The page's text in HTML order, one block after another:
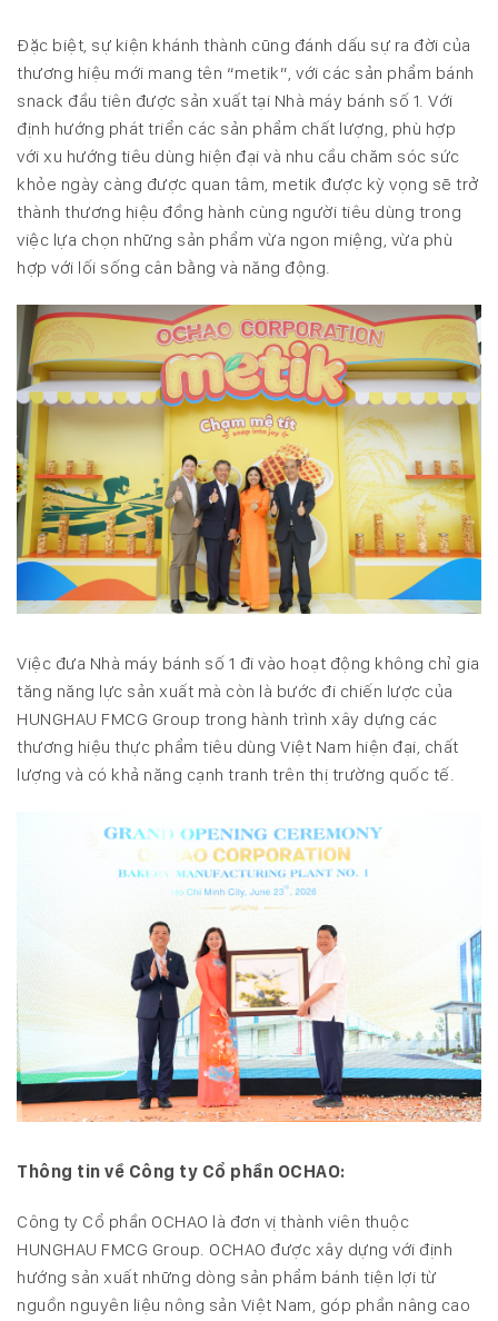
Đặc biệt, sự kiện khánh thành cũng đánh dấu sự ra đời của
thương hiệu mới mang tên “metik”, với các sản phẩm bánh
snack đầu tiên được sản xuất tại Nhà máy bánh số 1. Với
định hướng phát triển các sản phẩm chất lượng, phù hợp
với xu hướng tiêu dùng hiện đại và nhu cầu chăm sóc sức
khỏe ngày càng được quan tâm, metik được kỳ vọng sẽ trở
thành thương hiệu đồng hành cùng người tiêu dùng trong
việc lựa chọn những sản phẩm vừa ngon miệng, vừa phù
hợp với lối sống cân bằng và năng động.
Việc đưa Nhà máy bánh số 1 đi vào hoạt động không chỉ gia
tăng năng lực sản xuất mà còn là bước đi chiến lược của
HUNGHAU FMCG Group trong hành trình xây dựng các
thương hiệu thực phẩm tiêu dùng Việt Nam hiện đại, chất
lượng và có khả năng cạnh tranh trên thị trường quốc tế.
Thông tin về Công ty Cổ phần OCHAO:
Công ty Cổ phần OCHAO là đơn vị thành viên thuộc
HUNGHAU FMCG Group. OCHAO được xây dựng với định
hướng sản xuất những dòng sản phẩm bánh tiện lợi từ
nguồn nguyên liệu nông sản Việt Nam, góp phần nâng cao